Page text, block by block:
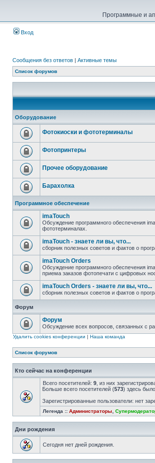
Программные и
Вход
Сообщения без ответов | Активные темы
Список форумов
Оборудование
Фотокиоски и фототерминалы
Фотопринтеры
Прочее оборудование
Барахолка
Программное обеспечение
imaTouch
Обсуждение программного обеспечения
фототерминалах.
imaTouch - знаете ли вы, что...
сборник полезных советов и фактов о
imaTouch Orders
Обсуждение программного обеспечения
приема заказов фотопечати с цифровых
imaTouch Orders - знаете ли вы, что...
сборник полезных советов и фактов о
Форум
Форум
Обсуждение всех вопросов, связанных с
Удалить cookies конференции | Наша команда
Список форумов
Кто сейчас на конференции
Всего посетителей: 9 , из них
Больше всего посетителей (573) здесь
Зарегистрированные пользователи: нет
Легенда :: Администраторы
Дни рождения
Сегодня нет дней рождения.